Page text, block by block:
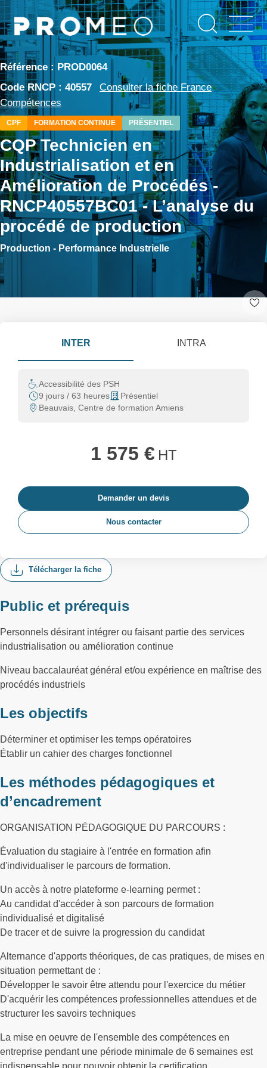
Aller
au
contenu
principal
Référence : PROD0064
Code RNCP : 40557
Consulter la fiche France
Compétences
CPF FORMATION CONTINUE PRÉSENTIEL
CQP Technicien en
Industrialisation et en
Amélioration de Procédés -
RNCP40557BC01 - L’analyse du
procédé de production
Production - Performance Industrielle
Télécharger la fiche
Public et prérequis
Personnels désirant intégrer ou faisant partie des services
industrialisation ou amélioration continue
Niveau baccalauréat général et/ou expérience en maîtrise des
procédés industriels
Les objectifs
Déterminer et optimiser les temps opératoires
Établir un cahier des charges fonctionnel
Les méthodes pédagogiques et
d’encadrement
ORGANISATION PÉDAGOGIQUE DU PARCOURS :
Évaluation du stagiaire à l'entrée en formation afin
d'individualiser le parcours de formation.
Un accès à notre plateforme e-learning permet :
Au candidat d'accéder à son parcours de formation
individualisé et digitalisé
De tracer et de suivre la progression du candidat
Alternance d'apports théoriques, de cas pratiques, de mises en
situation permettant de :
Développer le savoir être attendu pour l'exercice du métier
D'acquérir les compétences professionnelles attendues et de
structurer les savoirs techniques
La mise en oeuvre de l'ensemble des compétences en
entreprise pendant une période minimale de 6 semaines est
indispensable pour pouvoir obtenir la certification
INTER INTRA
Accessibilité des PSH
9 jours / 63 heures
Présentiel
Beauvais, Centre de formation Amiens
1 575 € HT
Demander un devis
Nous contacter
Panneau de gestion des cookies